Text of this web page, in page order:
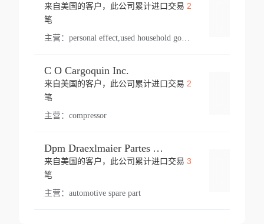
来自美国的客户，此公司累计进口交易 2
笔
主营： personal effect,used household goods
C O Cargoquin Inc.
来自美国的客户，此公司累计进口交易 2
笔
主营： compressor
Dpm Draexlmaier Partes Automotrices Corr Ind Huejotzingo
来自美国的客户，此公司累计进口交易 3
笔
主营： automotive spare part